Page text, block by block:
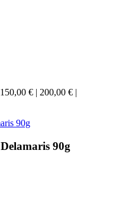
150,00 € | 200,00 € |
90g